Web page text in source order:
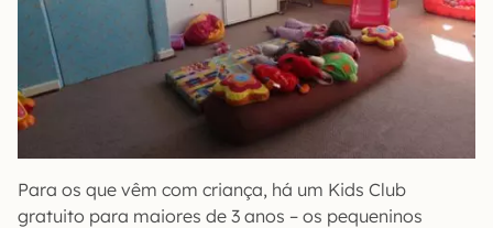
Para os que vêm com criança, há um Kids Club
gratuito para maiores de 3 anos – os pequeninos